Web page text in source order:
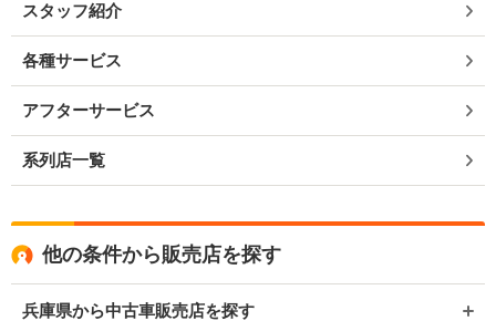
スタッフ紹介
各種サービス
アフターサービス
系列店一覧
他の条件から販売店を探す
兵庫県から中古車販売店を探す